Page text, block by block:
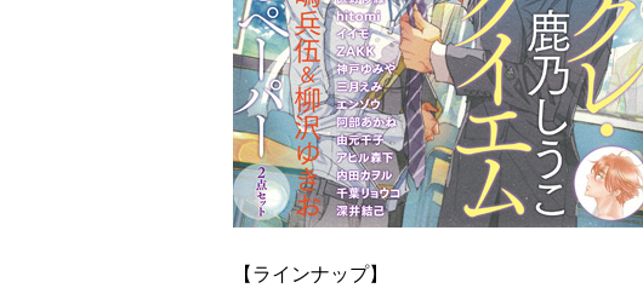
【ラインナップ】